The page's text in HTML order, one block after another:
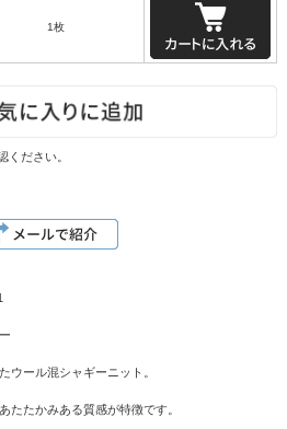
1枚
ください。
ウール混シャギーニット。
たたかみある質感が特徴です。